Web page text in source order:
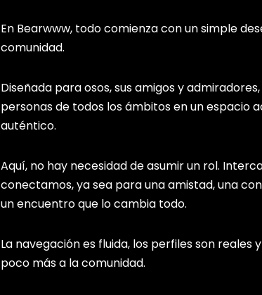
En Bearwww, todo comienza con un simple
comunidad.
Diseñada para osos, sus amigos y
personas de todos los ámbitos en un espacio
auténtico.
Aquí, no hay necesidad de asumir un rol.
conectamos, ya sea para una amistad, una
un encuentro que lo cambia todo.
La navegación es fluida, los perfiles son reales
poco más a la comunidad.